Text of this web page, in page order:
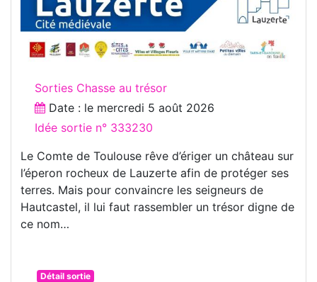
Sorties Chasse au trésor
Date : le mercredi 5 août 2026
Idée sortie n° 333230
Le Comte de Toulouse rêve d’ériger un château sur
l’éperon rocheux de Lauzerte afin de protéger ses
terres. Mais pour convaincre les seigneurs de
Hautcastel, il lui faut rassembler un trésor digne de
ce nom…
Détail sortie